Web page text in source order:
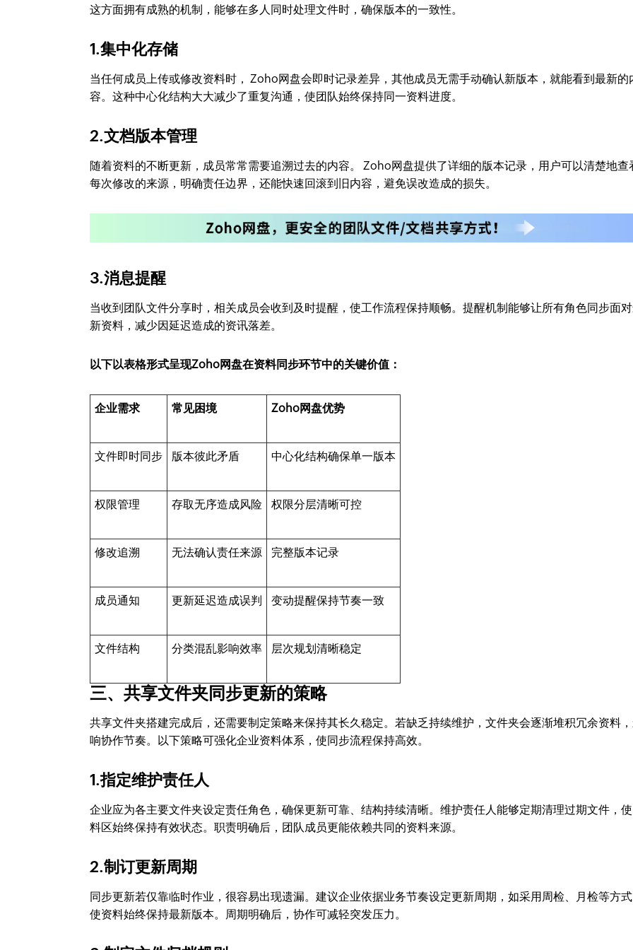
这方面拥有成熟的机制，能够在多人同时处理文件时，确保版本的一致性。
1.集中化存储
当任何成员上传或修改资料时， Zoho网盘会即时记录差异，其他成员无需手动确认新版本，就能看到最新的
容。这种中心化结构大大减少了重复沟通，使团队始终保持同一资料进度。
2.文档版本管理
随着资料的不断更新，成员常常需要追溯过去的内容。 Zoho网盘提供了详细的版本记录，用户可以清楚地查
每次修改的来源，明确责任边界，还能快速回滚到旧内容，避免误改造成的损失。
3.消息提醒
当收到团队文件分享时，相关成员会收到及时提醒，使工作流程保持顺畅。提醒机制能够让所有角色同步面
新资料，减少因延迟造成的资讯落差。
以下以表格形式呈现Zoho网盘在资料同步环节中的关键价值：
企业需求 常见困境 Zoho网盘优势
文件即时同步 版本彼此矛盾 中心化结构确保单一版本
权限管理 存取无序造成风险 权限分层清晰可控
修改追溯 无法确认责任来源 完整版本记录
成员通知 更新延迟造成误判 变动提醒保持节奏一致
文件结构 分类混乱影响效率 层次规划清晰稳定
三、共享文件夹同步更新的策略
共享文件夹搭建完成后，还需要制定策略来保持其长久稳定。若缺乏持续维护，文件夹会逐渐堆积冗余资料
响协作节奏。以下策略可强化企业资料体系，使同步流程保持高效。
1.指定维护责任人
企业应为各主要文件夹设定责任角色，确保更新可靠、结构持续清晰。维护责任人能够定期清理过期文件，
料区始终保持有效状态。职责明确后，团队成员更能依赖共同的资料来源。
2.制订更新周期
同步更新若仅靠临时作业，很容易出现遗漏。建议企业依据业务节奏设定更新周期，如采用周检、月检等方式
使资料始终保持最新版本。周期明确后，协作可减轻突发压力。